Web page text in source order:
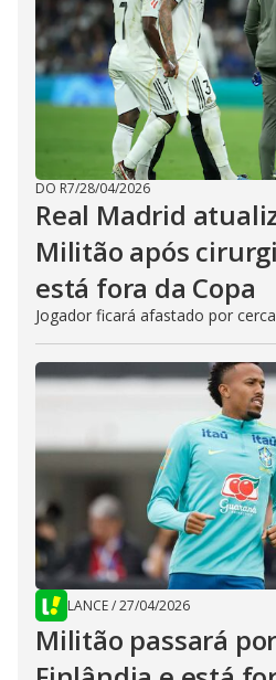
DO R7/28/04/2026
Real Madrid
Militão após
está fora da Copa
Jogador ficará afastado por
LANCE/27/04/2026
Militão passará